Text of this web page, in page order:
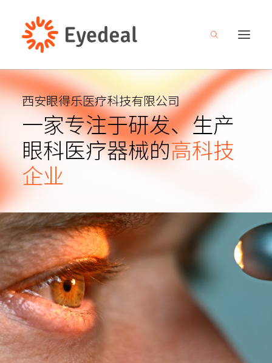
关于我们
产品管线
研发创新
新闻中心
投资者关系
联系我们
散光计算器
内部邮箱
ENG
西安眼得乐医疗科技有限公司
一家专注于研发、生产
眼科医疗器械的高科技
企业